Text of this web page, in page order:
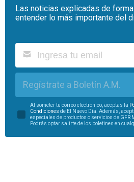
Las noticias explicadas de
entender lo más importante del
Regístrate a Boletín A.M.
Al someter tu correo electrónico, aceptas la
Condiciones de El Nuevo Día. Además,
especiales de productos o servicios de GFR
Podrás optar salirte de los boletines en